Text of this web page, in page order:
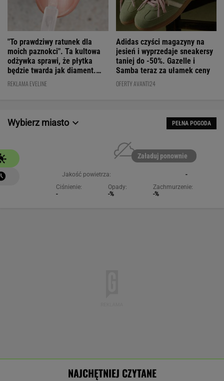
"To prawdziwy ratunek dla
moich paznokci". Ta kultowa
odżywka sprawi, że płytka
będzie twarda jak diament.
Cena? WOW!
REKLAMA EVELINE
Adidas czyści magazyny na
jesień i wyprzedaje sneakersy
taniej do -50%. Gazelle i
Samba teraz za ułamek ceny
OFERTY AVANTI24
Wybierz miasto PEŁNA POGODA
Załaduj ponownie
Jakość powietrza:
-
Ciśnienie:
-
Opady:
-%
Zachmurzenie:
-%
NAJCHĘTNIEJ CZYTANE